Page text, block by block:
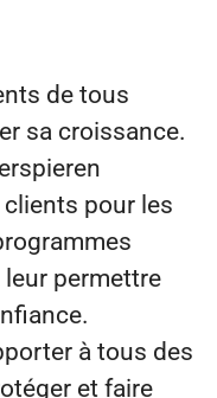
de tous
sa croissance.
pour les
permettre
à tous des
et faire